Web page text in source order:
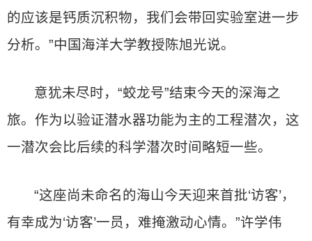
的应该是钙质沉积物，我们会带回实验室进一步
分析。”中国海洋大学教授陈旭光说。
意犹未尽时，“蛟龙号”结束今天的深海之
旅。作为以验证潜水器功能为主的工程潜次，这
一潜次会比后续的科学潜次时间略短一些。
“这座尚未命名的海山今天迎来首批‘访客’，
有幸成为‘访客’一员，难掩激动心情。”许学伟